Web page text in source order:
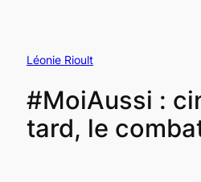
Léonie Rioult
#MoiAussi :
tard, le